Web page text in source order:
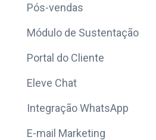
Pós-vendas
Módulo de Sustentação
Portal do Cliente
Eleve Chat
Integração WhatsApp
E-mail Marketing